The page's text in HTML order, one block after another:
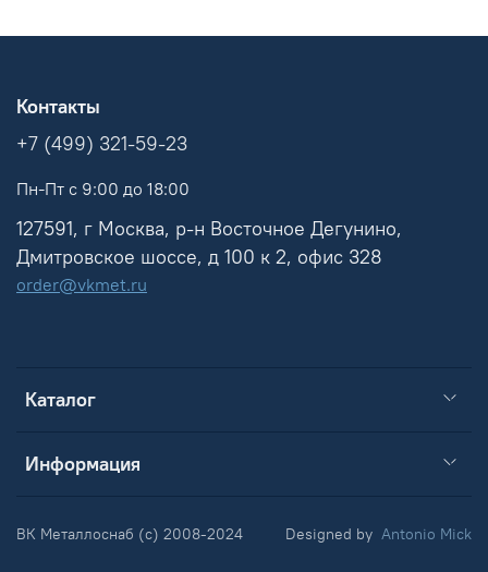
Каталог
Информация
Контакты
+7 (499) 321-59-23
Пн-Пт с 9:00 до 18:00
127591, г Москва, р-н Восточное Дегунино,
Дмитровское шоссе, д 100 к 2, офис 328
order@vkmet.ru
ВК Металлоснаб (c) 2008-2024 Designed by Antonio Mick